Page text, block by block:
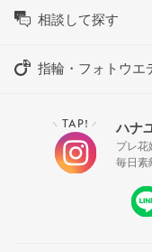
相談して探す
指輪・フォトウエ
＼ TAP! ／ ハナ
プレ花
毎日素